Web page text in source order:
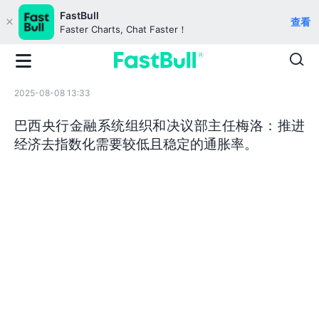
FastBull
Faster Charts, Chat Faster！
查看
2025-08-08 13:33
巴西央行金融系统组织和决议部主任梅洛：推进
经济去指数化需要较低且稳定的通胀率。